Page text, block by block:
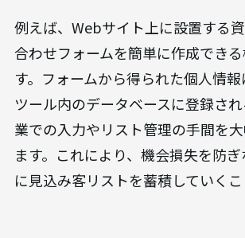
例えば、Webサイト上に設置する
合わせフォームを簡単に作成でき
す。フォームから得られた個人情
ツール内のデータベースに登録さ
業での入力やリスト管理の手間を
ます。これにより、機会損失を防
に見込み客リストを蓄積していくこ